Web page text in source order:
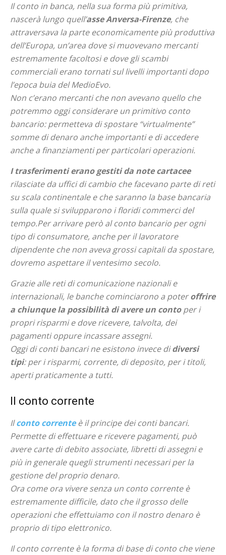
Il conto in banca, nella sua forma più primitiva,
nascerà lungo quell’asse Anversa-Firenze, che
attraversava la parte economicamente più produttiva
dell’Europa, un’area dove si muovevano mercanti
estremamente facoltosi e dove gli scambi
commerciali erano tornati sul livelli importanti dopo
l’epoca buia del MedioEvo.
Non c’erano mercanti che non avevano quello che
potremmo oggi considerare un primitivo conto
bancario: permetteva di spostare “virtualmente”
somme di denaro anche importanti e di accedere
anche a finanziamenti per particolari operazioni.
I trasferimenti erano gestiti da note cartacee
rilasciate da uffici di cambio che facevano parte di reti
su scala continentale e che saranno la base bancaria
sulla quale si svilupparono i floridi commerci del
tempo.Per arrivare però al conto bancario per ogni
tipo di consumatore, anche per il lavoratore
dipendente che non aveva grossi capitali da spostare,
dovremo aspettare il ventesimo secolo.
Grazie alle reti di comunicazione nazionali e
internazionali, le banche cominciarono a poteroffrire
a chiunque la possibilità di avere un contoper i
propri risparmi e dove ricevere, talvolta, dei
pagamenti oppure incassare assegni.
Oggi di conti bancari ne esistono invece didiversi
tipi: per i risparmi, corrente, di deposito, per i titoli,
aperti praticamente a tutti.
Il conto corrente
Ilconto correnteè il principe dei conti bancari.
Permette di effettuare e ricevere pagamenti, può
avere carte di debito associate, libretti di assegni e
più in generale quegli strumenti necessari per la
gestione del proprio denaro.
Ora come ora vivere senza un conto corrente è
estremamente difficile, dato che il grosso delle
operazioni che effettuiamo con il nostro denaro è
proprio di tipo elettronico.
Il conto corrente è la forma di base di conto che viene